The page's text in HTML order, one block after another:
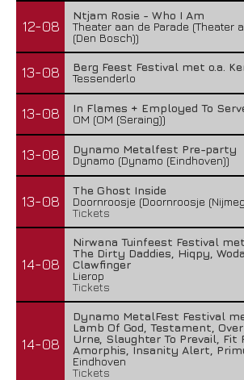
12-08
Ntjam Rosie - Who I Am
Theater aan de Parade (Theater
(Den Bosch))
13-08
Berg Feest Festival met o.a.
Tessenderlo
13-08
In Flames + Employed To
OM (OM (Seraing))
13-08
Dynamo Metalfest Pre-party
Dynamo (Dynamo (Eindhoven))
13-08
The Ghost Inside
Doornroosje (Doornroosje
Tickets
14-08
Nirwana Tuinfeest Festival met
The Dirty Daddies, Hiqpy,
Clawfinger
Lierop
Tickets
14-08
Dynamo MetalFest Festival
Lamb Of God, Testament,
Urne, Slaughter To Prevail, Fit
Amorphis, Insanity Alert,
Eindhoven
Tickets